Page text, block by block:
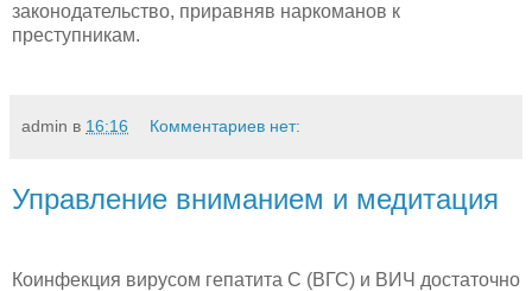
законодательство, приравняв наркоманов к
преступникам.
admin в 16:16 Комментариев нет:
Управление вниманием и медитация
Коинфекция вирусом гепатита С (ВГС) и ВИЧ достаточно